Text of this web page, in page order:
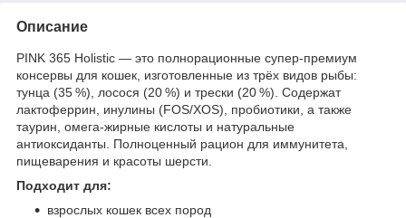
Описание
PINK 365 Holistic — это полнорационные супер‑премиум
консервы для кошек, изготовленные из трёх видов рыбы:
тунца (35 %), лосося (20 %) и трески (20 %). Содержат
лактоферрин, инулины (FOS/XOS), пробиотики, а также
таурин, омега‑жирные кислоты и натуральные
антиоксиданты. Полноценный рацион для иммунитета,
пищеварения и красоты шерсти.
Подходит для:
взрослых кошек всех пород